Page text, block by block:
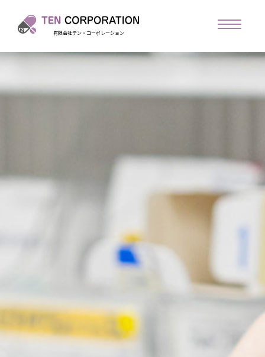
有限会社テン・コーポレーション